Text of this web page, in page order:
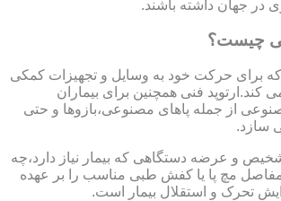
در جهان داشته باشند.
چیست؟
که برای حرکت خود به وسایل و تجهیزات کمکی
کند.ارتوپد فنی همچنین برای بیماران
از جمله پاهای مصنوعی،بازوها و حتی
سازد.
و عرضه دستگاهی که بیمار نیاز دارد،چه
مچ پا یا کفش طبی مناسب را بر عهده
تحرک و استقلال بیمار است.